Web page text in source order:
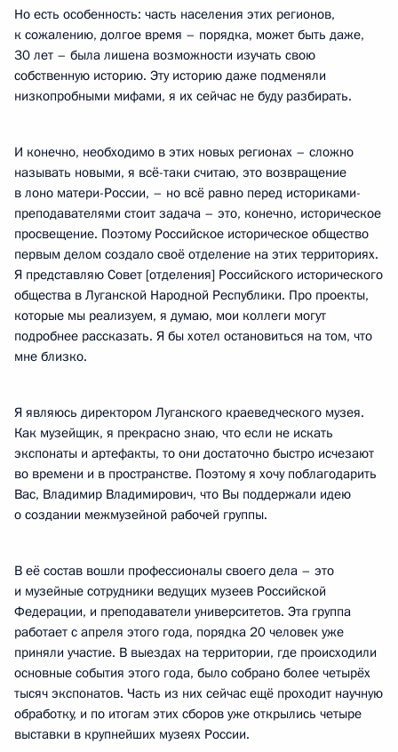
Но есть особенность: часть населения этих регионов,
к сожалению, долгое время – порядка, может быть даже,
30 лет – была лишена возможности изучать свою
собственную историю. Эту историю даже подменяли
низкопробными мифами, я их сейчас не буду разбирать.
И конечно, необходимо в этих новых регионах – сложно
называть новыми, я всё-таки считаю, это возвращение
в лоно матери-России, – но всё равно перед историками-
преподавателями стоит задача – это, конечно, историческое
просвещение. Поэтому Российское историческое общество
первым делом создало своё отделение на этих территориях.
Я представляю Совет [отделения] Российского исторического
общества в Луганской Народной Республики. Про проекты,
которые мы реализуем, я думаю, мои коллеги могут
подробнее рассказать. Я бы хотел остановиться на том, что
мне близко.
Я являюсь директором Луганского краеведческого музея.
Как музейщик, я прекрасно знаю, что если не искать
экспонаты и артефакты, то они достаточно быстро исчезают
во времени и в пространстве. Поэтому я хочу поблагодарить
Вас, Владимир Владимирович, что Вы поддержали идею
о создании межмузейной рабочей группы.
В её состав вошли профессионалы своего дела – это
и музейные сотрудники ведущих музеев Российской
Федерации, и преподаватели университетов. Эта группа
работает с апреля этого года, порядка 20 человек уже
приняли участие. В выездах на территории, где происходили
основные события этого года, было собрано более четырёх
тысяч экспонатов. Часть из них сейчас ещё проходит научную
обработку, и по итогам этих сборов уже открылись четыре
выставки в крупнейших музеях России.